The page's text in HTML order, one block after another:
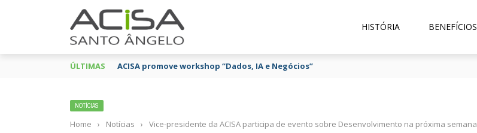
HISTÓRIA BENEFÍCIOS
ÚLTIMAS ACISA promove workshop “Dados, IA e Negócios”
NOTÍCIAS
Home › Notícias › Vice-presidente da ACISA participa de evento sobre Desenvolvimento na próxima semana